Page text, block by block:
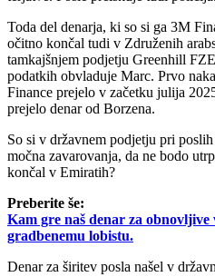
Toda del denarja, ki so si ga 3M
očitno končal tudi v Združenih
tamkajšnjem podjetju Greenhill
podatkih obvladuje Marc. Prvo
Finance prejelo v začetku julija
prejelo denar od Borzena.
So si v državnem podjetju pri
močna zavarovanja, da ne bodo
končal v Emiratih?
Preberite še:
Kam gre naš denar za
gradbenemu lobistu.
Denar za širitev posla našel v